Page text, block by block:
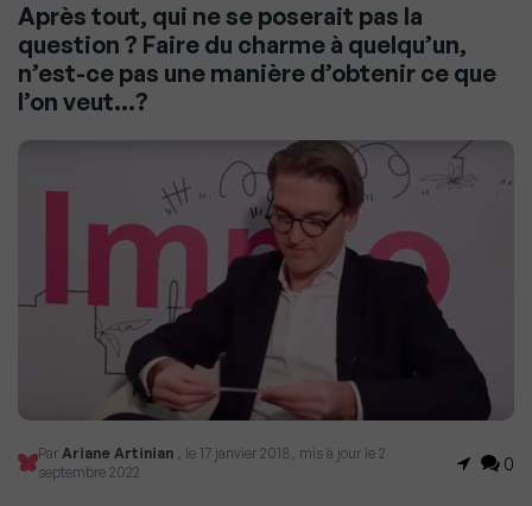
Après tout, qui ne se poserait pas la
question ? Faire du charme à quelqu’un,
n’est-ce pas une manière d’obtenir ce que
l’on veut…?
Par Ariane Artinian , le 17 janvier 2018, mis à jour le 2
septembre 2022
0